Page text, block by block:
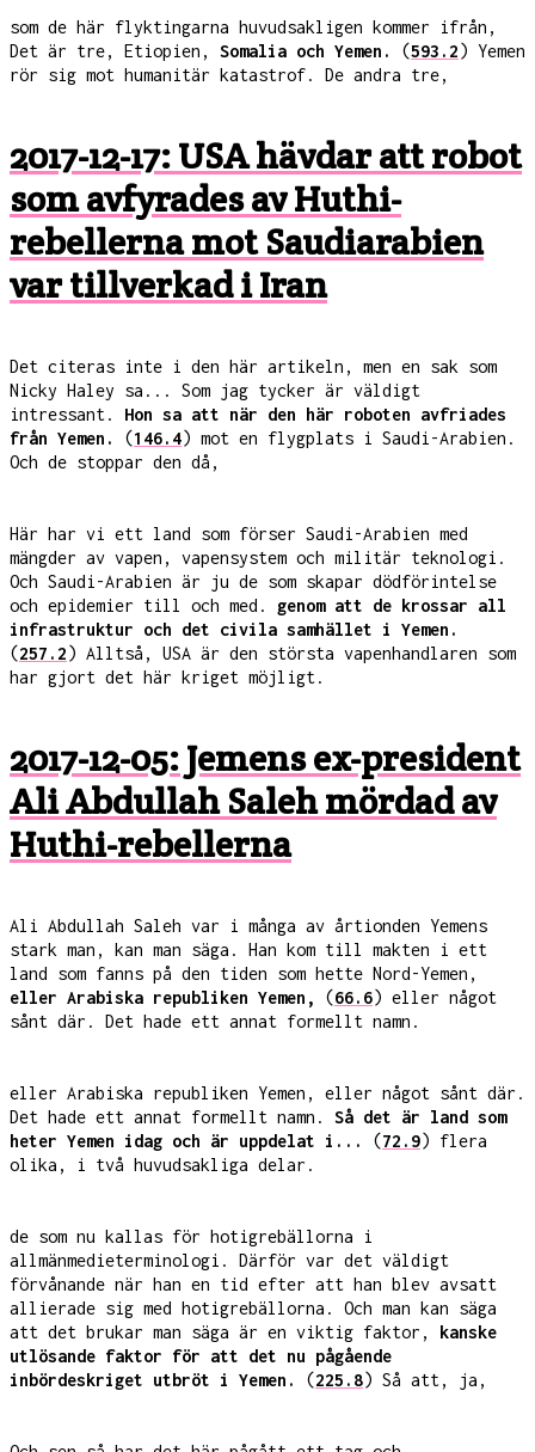
som de här flyktingarna huvudsakligen kommer ifrån,
Det är tre, Etiopien, Somalia och Yemen. (593.2) Yemen
rör sig mot humanitär katastrof. De andra tre,
2017-12-17: USA hävdar att robot
som avfyrades av Huthi-
rebellerna mot Saudiarabien
var tillverkad i Iran
Det citeras inte i den här artikeln, men en sak som
Nicky Haley sa... Som jag tycker är väldigt
intressant. Hon sa att när den här roboten avfriades
från Yemen.
(146.4) mot en flygplats i Saudi-Arabien.
Och de stoppar den då,
Här har vi ett land som förser Saudi-Arabien med
mängder av vapen, vapensystem och militär teknologi.
Och Saudi-Arabien är ju de som skapar dödförintelse
och epidemier till och med. genom att de krossar all
infrastruktur och det civila samhället i Yemen.
(257.2) Alltså, USA är den största vapenhandlaren som
har gjort det här kriget möjligt.
2017-12-05: Jemens ex-president
Ali Abdullah Saleh mördad av
Huthi-rebellerna
Ali Abdullah Saleh var i många av årtionden Yemens
stark man, kan man säga. Han kom till makten i ett
land som fanns på den tiden som hette Nord-Yemen,
eller Arabiska republiken Yemen,
(66.6) eller något
sånt där. Det hade ett annat formellt namn.
eller Arabiska republiken Yemen, eller något sånt där.
Det hade ett annat formellt namn. Så det är land som
heter Yemen idag och är uppdelat i...
(72.9) flera
olika, i två huvudsakliga delar.
de som nu kallas för hotigrebällorna i
allmänmedieterminologi. Därför var det väldigt
förvånande när han en tid efter att han blev avsatt
allierade sig med hotigrebällorna. Och man kan säga
att det brukar man säga är en viktig faktor, kanske
utlösande faktor för att det nu pågående
inbördeskriget utbröt i Yemen.
(225.8) Så att, ja,